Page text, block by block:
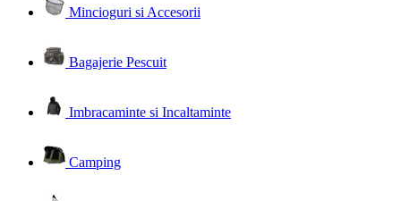
Mincioguri si Accesorii
Bagajerie Pescuit
Imbracaminte si Incaltaminte
Camping